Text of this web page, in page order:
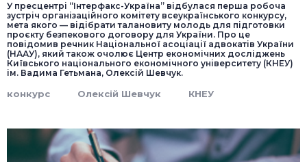
У пресцентрі “Інтерфакс-Україна” відбулася перша робоча
зустріч організаційного комітету всеукраїнського конкурсу,
мета якого — відібрати талановиту молодь для підготовки
проєкту безпекового договору для України. Про це
повідомив речник Національної асоціації адвокатів України
(НААУ), який також очолює Центр економічних досліджень
Київського національного економічного університету (КНЕУ)
ім. Вадима Гетьмана, Олексій Шевчук.
конкурс Олексій Шевчук КНЕУ